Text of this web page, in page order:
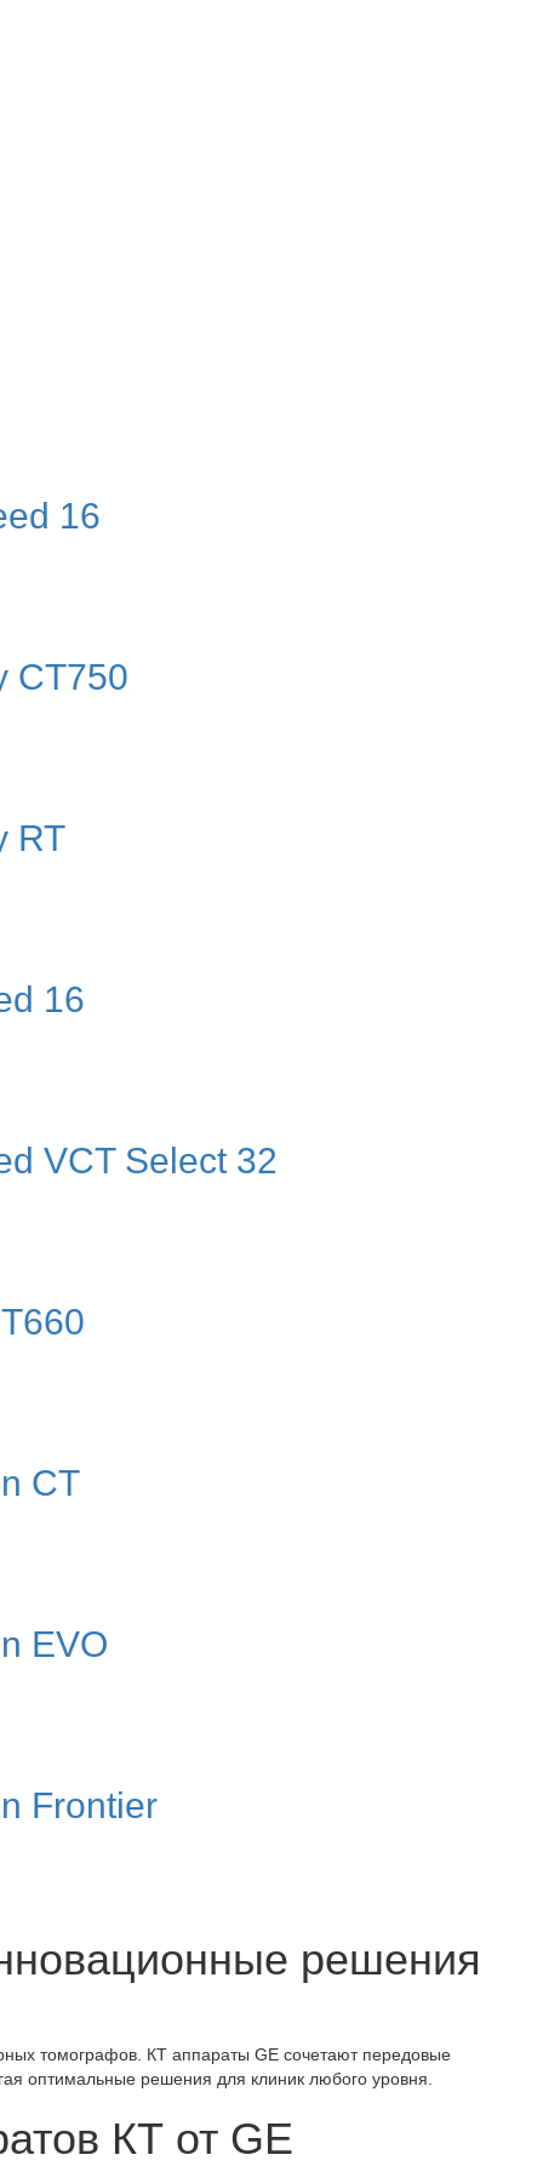
16
CT750
RT
16
VCT Select 32
CT
EVO
Frontier
решения
томографов. КТ аппараты GE сочетают передовые
оптимальные решения для клиник любого уровня.
КТ от GE